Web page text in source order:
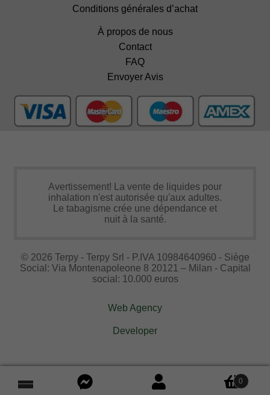
Conditions générales d’achat
À propos de nous
Contact
FAQ
Envoyer Avis
0
Avertissement! La vente de liquides pour
inhalation n'est autorisée qu'aux adultes.
Le tabagisme crée une dépendance et
nuit à la santé.
© 2026 Terpy - Terpy Srl - P.IVA 10984640960 - Siège
Social: Via Montenapoleone 8 20121 – Milan - Capital
social: 10.000 euros
Web Agency
Developer